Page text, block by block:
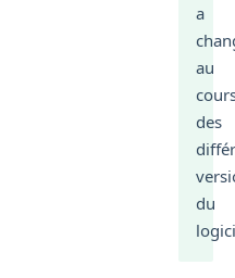
a
au
des
du